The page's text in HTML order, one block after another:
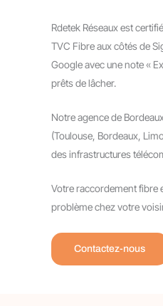
Rdetek Réseaux est
TVC Fibre aux côtés de
Google avec une note «
prêts de lâcher.
Notre agence de
(Toulouse, Bordeaux,
des infrastructures
Votre raccordement fibre
problème chez votre
Contactez-nous